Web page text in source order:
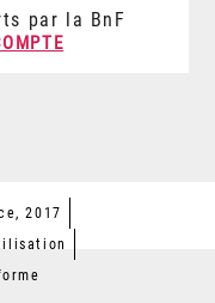
par la BnF
2017